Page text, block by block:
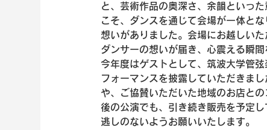
と、芸術作品の奥深さ、余韻といっ
こそ、ダンスを通じて会場が一体と
想いがありました。会場にお越しい
ダンサーの想いが届き、心震える瞬
今年度はゲストとして、筑波大学管
フォーマンスを披露していただきま
や、ご協賛いただいた地域のお店と
後の公演でも、引き続き販売を予定
逃しのないようお願いいたします。